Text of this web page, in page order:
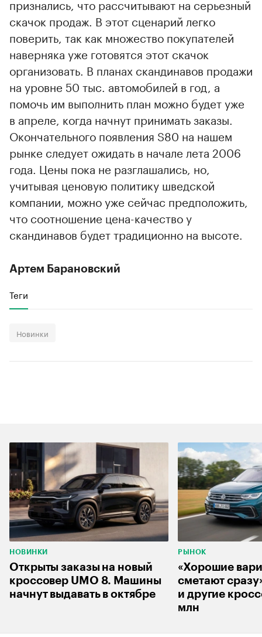
признались, что рассчитывают на серьезный
скачок продаж. В этот сценарий легко
поверить, так как множество покупателей
наверняка уже готовятся этот скачок
организовать. В планах скандинавов продажи
на уровне 50 тыс. автомобилей в год, а
помочь им выполнить план можно будет уже
в апреле, когда начнут принимать заказы.
Окончательного появления S80 на нашем
рынке следует ожидать в начале лета 2006
года. Цены пока не разглашались, но,
учитывая ценовую политику шведской
компании, можно уже сейчас предположить,
что соотношение цена-качество у
скандинавов будет традиционно на высоте.
Артем Барановский
Теги
Новинки
НОВИНКИ
Открыты заказы на новый
кроссовер UMO 8. Машины
начнут выдавать в октябре
РЫНОК
«Хорошие
сметают
и другие
млн